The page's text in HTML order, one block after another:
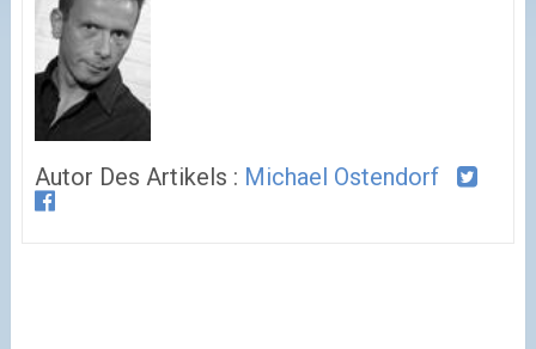
Autor Des Artikels : Michael Ostendorf